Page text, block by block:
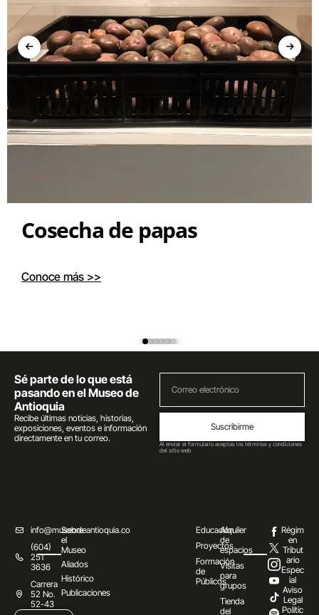
Cosecha de papas
Conoce más >>
Sé parte de lo que está
pasando en el Museo de
Antioquia
Recibe últimas noticias, historias,
exposiciones, eventos e información
directamente en tu correo.
Suscribirme
Al enviar el formulario aceptas los términos y condiciones
del sitio web
info@museodeantioquia.co
(604)
251
3636
Carrera
52 No.
52-43
Sobre
el
Museo
Aliados
Histórico
Publicaciones
Educación
Proyectos
Formación
de
Públicos
Alquiler
de
espacios
Visitas
para
grupos
Tienda
del
Régim
en
Tribut
ario
Espec
ial
Aviso
Legal
Polític